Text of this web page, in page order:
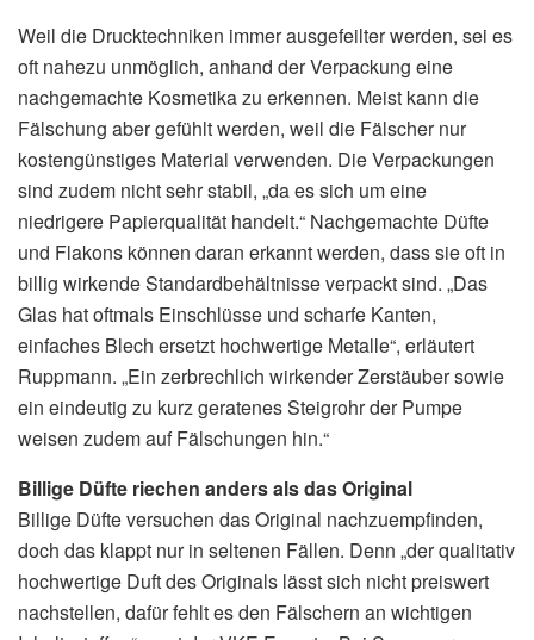
Weil die Drucktechniken immer ausgefeilter werden, sei es
oft nahezu unmöglich, anhand der Verpackung eine
nachgemachte Kosmetika zu erkennen. Meist kann die
Fälschung aber gefühlt werden, weil die Fälscher nur
kostengünstiges Material verwenden. Die Verpackungen
sind zudem nicht sehr stabil, „da es sich um eine
niedrigere Papierqualität handelt.“ Nachgemachte Düfte
und Flakons können daran erkannt werden, dass sie oft in
billig wirkende Standardbehältnisse verpackt sind. „Das
Glas hat oftmals Einschlüsse und scharfe Kanten,
einfaches Blech ersetzt hochwertige Metalle“, erläutert
Ruppmann. „Ein zerbrechlich wirkender Zerstäuber sowie
ein eindeutig zu kurz geratenes Steigrohr der Pumpe
weisen zudem auf Fälschungen hin.“
Billige Düfte riechen anders als das Original
Billige Düfte versuchen das Original nachzuempfinden,
doch das klappt nur in seltenen Fällen. Denn „der qualitativ
hochwertige Duft des Originals lässt sich nicht preiswert
nachstellen, dafür fehlt es den Fälschern an wichtigen